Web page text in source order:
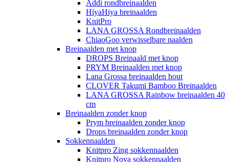
Addi rondbreinaalden
HiyaHiya breinaalden
KnitPro
LANA GROSSA Rondbreinaalden
ChiaoGoo verwisselbare naalden
Breinaalden met knop
DROPS Breinaald met knop
PRYM Breinaalden met knop
Lana Grossa breinaalden hout
CLOVER Takumi Bamboo Breinaalden
LANA GROSSA Rainbow breinaalden 40
cm
Breinaalden zonder knop
Prym breinaalden zonder knop
Drops breinaalden zonder knop
Sokkennaalden
Knitpro Zing sokkennaalden
Knitpro Nova sokkennaalden